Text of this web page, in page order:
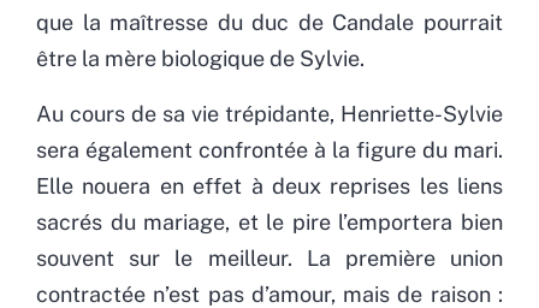
que la maîtresse du duc de Candale pourrait
être la mère biologique de Sylvie.
Au cours de sa vie trépidante, Henriette-Sylvie
sera également confrontée à la figure du mari.
Elle nouera en effet à deux reprises les liens
sacrés du mariage, et le pire l’emportera bien
souvent sur le meilleur. La première union
contractée n’est pas d’amour, mais de raison :